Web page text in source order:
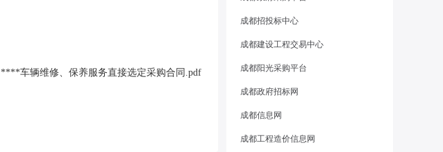
****车辆维修、保养服务直接选定采购合同.pdf
成都招投标中心
成都建设工程交易中心
成都阳光采购平台
成都政府招标网
成都信息网
成都工程造价信息网